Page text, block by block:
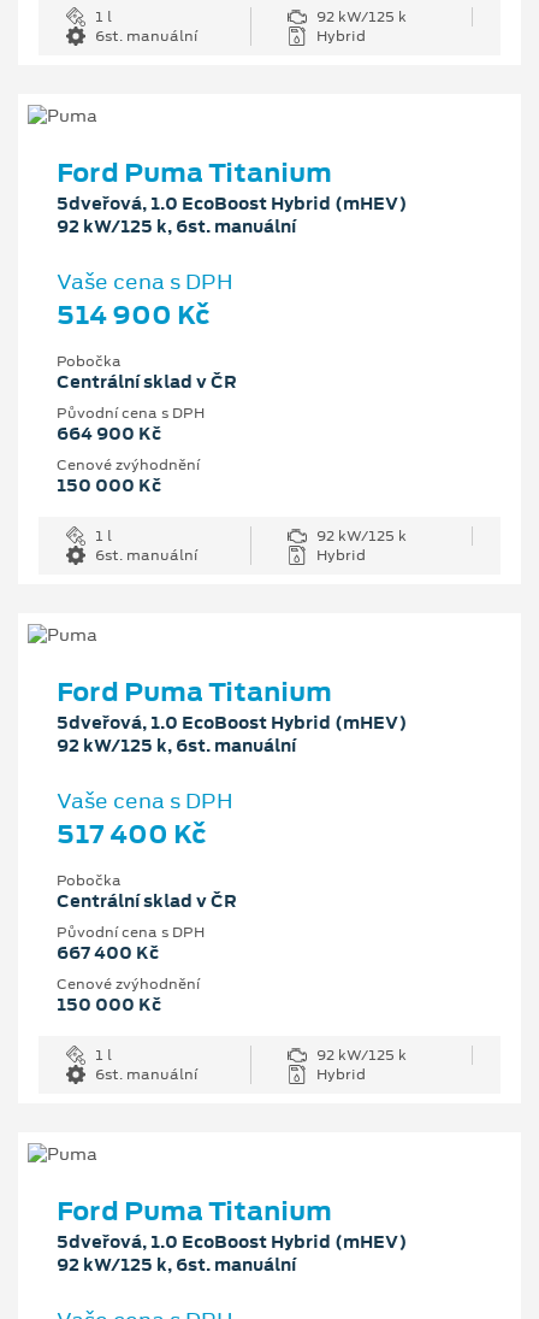
1 l
92 kW/125 k
6st. manuální
Hybrid
Ford Puma Titanium
5dveřová, 1.0 EcoBoost Hybrid (mHEV)
92 kW/125 k, 6st. manuální
Vaše cena s DPH
514 900 Kč
Pobočka
Centrální sklad v ČR
Původní cena s DPH
664 900 Kč
Cenové zvýhodnění
150 000 Kč
1 l
92 kW/125 k
6st. manuální
Hybrid
Ford Puma Titanium
5dveřová, 1.0 EcoBoost Hybrid (mHEV)
92 kW/125 k, 6st. manuální
Vaše cena s DPH
517 400 Kč
Pobočka
Centrální sklad v ČR
Původní cena s DPH
667 400 Kč
Cenové zvýhodnění
150 000 Kč
1 l
92 kW/125 k
6st. manuální
Hybrid
Ford Puma Titanium
5dveřová, 1.0 EcoBoost Hybrid (mHEV)
92 kW/125 k, 6st. manuální